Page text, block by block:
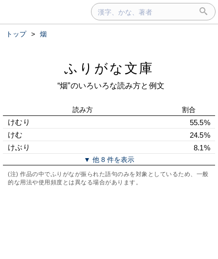
トップ > 烟
ふりがな文庫
“烟”のいろいろな読み方と例文
読み方 割合
けむり
55.5%
けむ
24.5%
けぶり
8.1%
▼ 他 8 件を表示
(注) 作品の中でふりがなが振られた語句のみを対象としているため、一般
的な用法や使用頻度とは異なる場合があります。